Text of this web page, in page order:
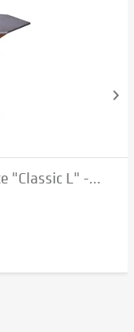
"Classic L" -...